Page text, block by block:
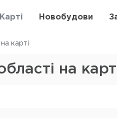
Новобудови
карті
на